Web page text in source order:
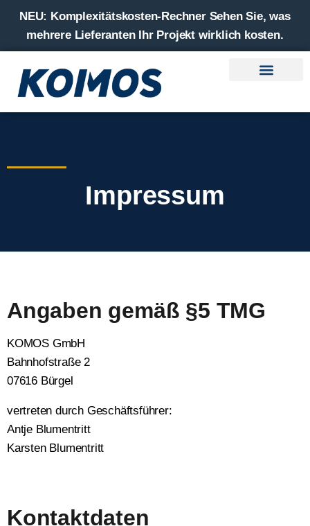
NEU: Komplexitätskosten-Rechner Sehen Sie, was
mehrere Lieferanten Ihr Projekt wirklich kosten.
Impressum
Angaben gemäß §5 TMG
KOMOS GmbH
Bahn­hof­stra­ße 2
07616 Bür­gel
ver­tre­ten durch Geschäfts­füh­rer:
Ant­je Blu­men­tritt
Kars­ten Blu­men­tritt
Kontaktdaten